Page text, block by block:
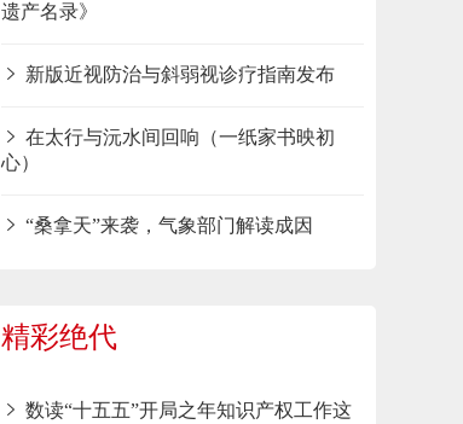
遗产名录》
新版近视防治与斜弱视诊疗指南发布
在太行与沅水间回响（一纸家书映初
心）
“桑拿天”来袭，气象部门解读成因
精彩绝代
数读“十五五”开局之年知识产权工作这